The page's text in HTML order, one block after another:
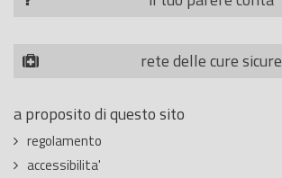
rete delle cure sicure
a proposito di questo sito
regolamento
accessibilita'